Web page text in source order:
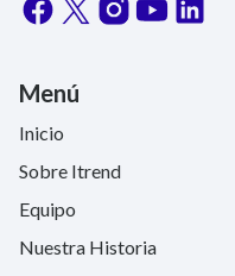
Menú
Inicio
Sobre Itrend
Equipo
Nuestra Historia